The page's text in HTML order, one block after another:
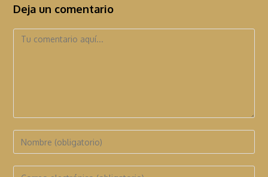
Deja un comentario